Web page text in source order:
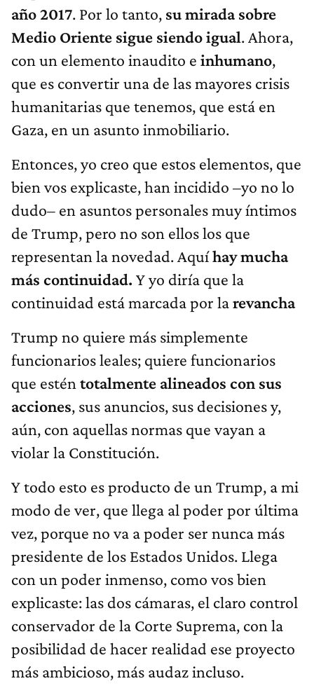
año 2017. Por lo tanto, su mirada sobre
Medio Oriente sigue siendo igual. Ahora,
con un elemento inaudito e inhumano,
que es convertir una de las mayores crisis
humanitarias que tenemos, que está en
Gaza, en un asunto inmobiliario.
Entonces, yo creo que estos elementos, que
bien vos explicaste, han incidido –yo no lo
dudo– en asuntos personales muy íntimos
de Trump, pero no son ellos los que
representan la novedad. Aquíhay mucha
más continuidad. Y yo diría que la
continuidad está marcada por larevancha
Trump no quiere más simplemente
funcionarios leales; quiere funcionarios
que estén totalmente alineados con sus
acciones, sus anuncios, sus decisiones y,
aún, con aquellas normas que vayan a
violar la Constitución.
Y todo esto es producto de un Trump, a mi
modo de ver, que llega al poder por última
vez, porque no va a poder ser nunca más
presidente de los Estados Unidos. Llega
con un poder inmenso, como vos bien
explicaste: las dos cámaras, el claro control
conservador de la Corte Suprema, con la
posibilidad de hacer realidad ese proyecto
más ambicioso, más audaz incluso.